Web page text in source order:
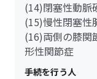
(14)閉塞性動脈
(15)慢性閉塞性
(16)両側の膝関
形性関節症
手続を行う人